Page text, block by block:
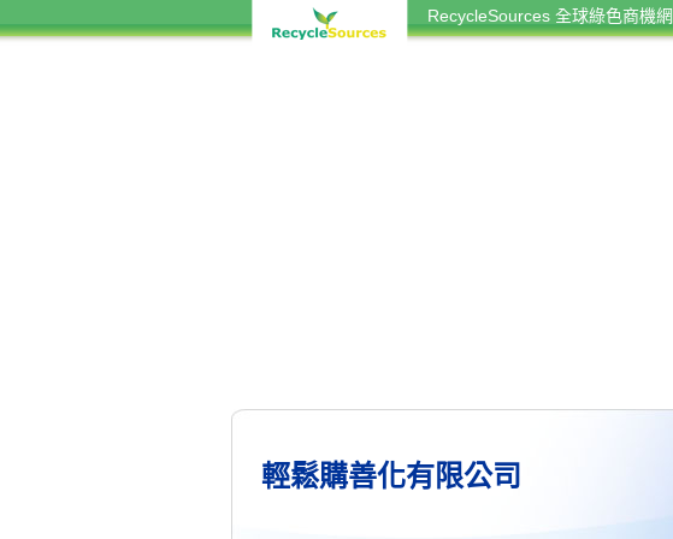
RecycleSources 全球綠色商機網
輕鬆購善化有限公司